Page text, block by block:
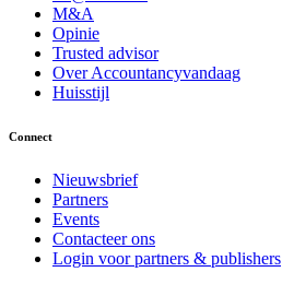
M&A
Opinie
Trusted advisor
Over Accountancyvandaag
Huisstijl
Connect
Nieuwsbrief
Partners
Events
Contacteer ons
Login voor partners & publishers